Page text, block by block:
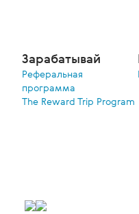
Зарабатывай
Реферальная
программа
The Reward Trip Program